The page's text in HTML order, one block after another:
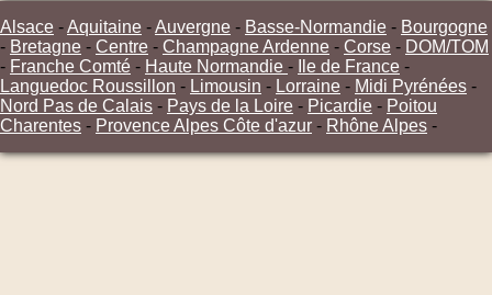
Alsace -Aquitaine -Auvergne - Basse-Normandie - Bourgogne
- Bretagne - Centre - Champagne Ardenne - Corse - DOM/TOM
- Franche Comté - Haute Normandie - Ile de France -
Languedoc Roussillon - Limousin - Lorraine - Midi Pyrénées -
Nord Pas de Calais - Pays de la Loire - Picardie - Poitou
Charentes - Provence Alpes Côte d'azur - Rhône Alpes -